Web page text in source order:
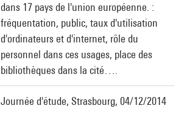
dans 17 pays de l'union européenne. :
fréquentation, public, taux d'utilisation
d'ordinateurs et d'internet, rôle du
personnel dans ces usages, place des
bibliothèques dans la cité….
Journée d'étude, Strasbourg, 04/12/2014